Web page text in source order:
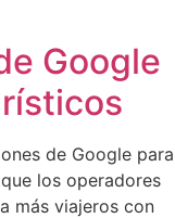
Google
de Google para
los operadores
más viajeros con